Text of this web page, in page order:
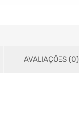
AVALIAÇÕES (0)